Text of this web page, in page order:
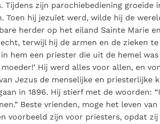
Tijdens zijn parochiebediening groeide
Toen hij jezuïet werd, wilde hij de
herder op het eiland Sainte Marie
terwijl hij de armen en de zieken
hem een priester die uit de hemel was
Hij werd alles voor allen, en
Jezus de menselijke en priesterlijke
in 1896. Hij stierf met de woorden:
Beste vrienden, moge het leven
voorbeeld zijn voor priesters, opdat